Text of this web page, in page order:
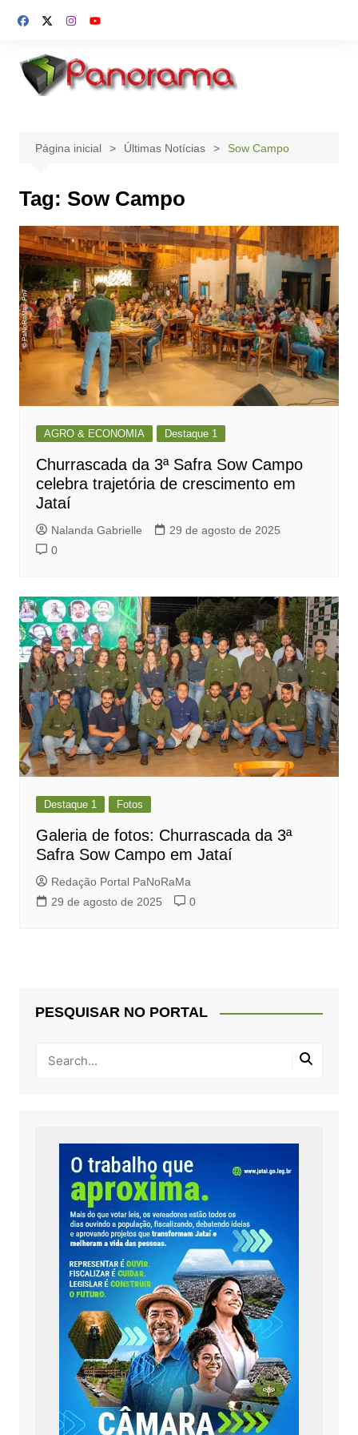
para
conteúdo
Página inicial Últimas Notícias Sow Campo
Tag: Sow Campo
AGRO & ECONOMIA Destaque 1
Churrascada da 3ª Safra Sow Campo
celebra trajetória de crescimento em
Jataí
Nalanda Gabrielle
29 de agosto de 2025
0
Destaque 1 Fotos
Galeria de fotos: Churrascada da 3ª
Safra Sow Campo em Jataí
Redação Portal PaNoRaMa
29 de agosto de 2025
0
PESQUISAR NO PORTAL